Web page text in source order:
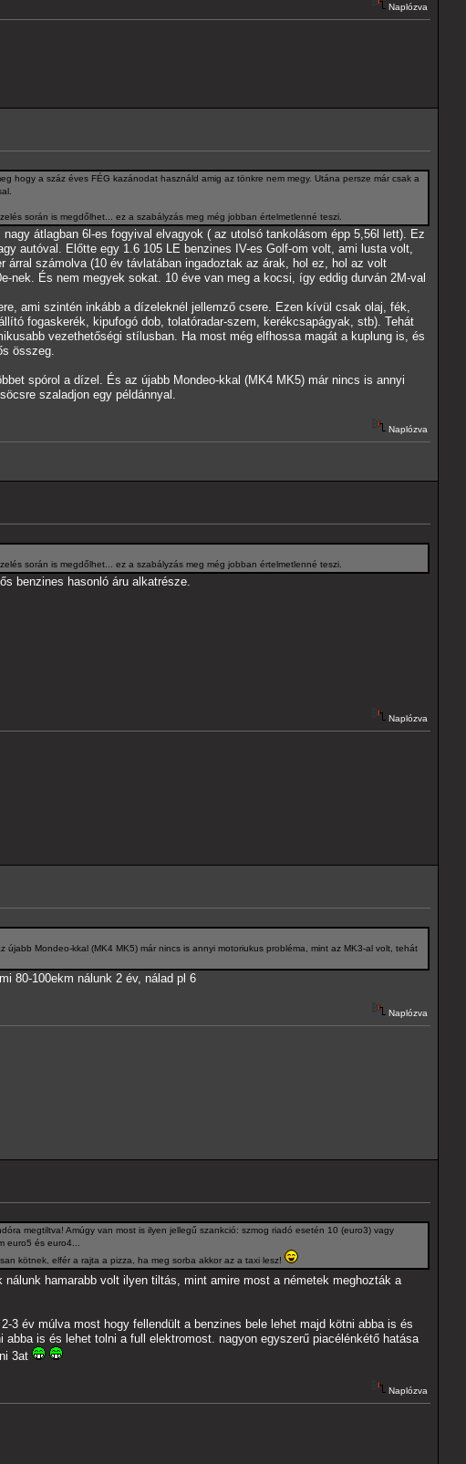
Naplózva
hogy a száz éves FÉG kazánodat használd amig az tönkre nem megy. Utána persze már csak a
során is megdőlhet... ez a szabályzás meg még jobban értelmetlenné teszi.
átlagban 6l-es fogyival elvagyok ( az utolsó tankolásom épp 5,56l lett). Ez
autóval. Előtte egy 1.6 105 LE benzines IV-es Golf-om volt, ami lusta volt,
számolva (10 év távlatában ingadoztak az árak, hol ez, hol az volt
nek. És nem megyek sokat. 10 éve van meg a kocsi, így eddig durván 2M-val
ami szintén inkább a dízeleknél jellemző csere. Ezen kívül csak olaj, fék,
fogaskerék, kipufogó dob, tolatóradar-szem, kerékcsapágyak, stb). Tehát
vezethetőségi stílusban. Ha most még elfhossa magát a kuplung is, és
összeg.
spórol a dízel. És az újabb Mondeo-kkal (MK4 MK5) már nincs is annyi
szaladjon egy példánnyal.
Naplózva
során is megdőlhet... ez a szabályzás meg még jobban értelmetlenné teszi.
benzines hasonló áru alkatrésze.
Naplózva
Mondeo-kkal (MK4 MK5) már nincs is annyi motoriukus probléma, mint az MK3-al volt, tehát
80-100ekm nálunk 2 év, nálad pl 6
Naplózva
megtiltva! Amúgy van most is ilyen jellegű szankció: szmog riadó esetén 10 (euro3) vagy
euro5 és euro4...
kötnek, elfér a rajta a pizza, ha meg sorba akkor az a taxi lesz!
nálunk hamarabb volt ilyen tiltás, mint amire most a németek meghozták a
év múlva most hogy fellendült a benzines bele lehet majd kötni abba is és
is és lehet tolni a full elektromost. nagyon egyszerű piacélénkétő hatása
3at
Naplózva